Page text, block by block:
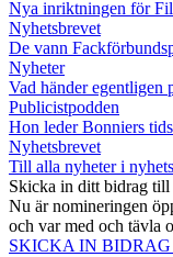
Nya inriktningen för
Nyhetsbrevet
De vann
Nyheter
Vad händer egentligen
Publicistpodden
Hon leder Bonniers
Nyhetsbrevet
Till alla nyheter i
Skicka in ditt bidrag
Nu är nomineringen
och var med och tävla
SKICKA IN BIDRAG